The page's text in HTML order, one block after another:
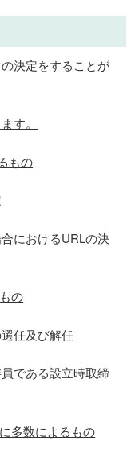
決定をすることが
す。
もの
おけるURLの決
の
及び解任
ある設立時取締
多数によるもの